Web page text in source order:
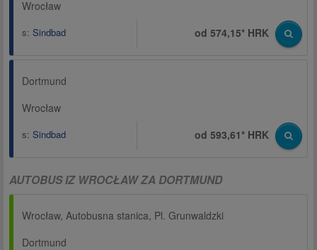
Wrocław
s: Sindbad od 574,15* HRK
Dortmund
Wrocław
s: Sindbad od 593,61* HRK
AUTOBUS IZ WROCŁAW ZA DORTMUND
Wrocław, Autobusna stanica, Pl. Grunwaldzki
Dortmund